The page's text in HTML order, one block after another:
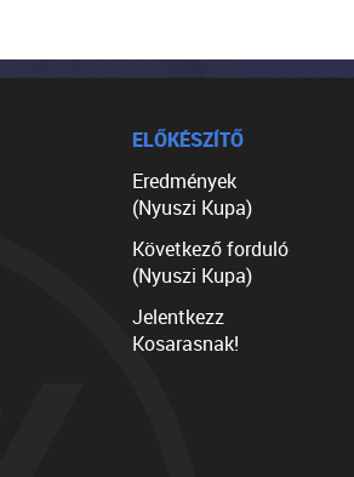
ELŐKÉSZÍTŐ
Eredmények
(Nyuszi Kupa)
Következő forduló
(Nyuszi Kupa)
Jelentkezz
Kosarasnak!